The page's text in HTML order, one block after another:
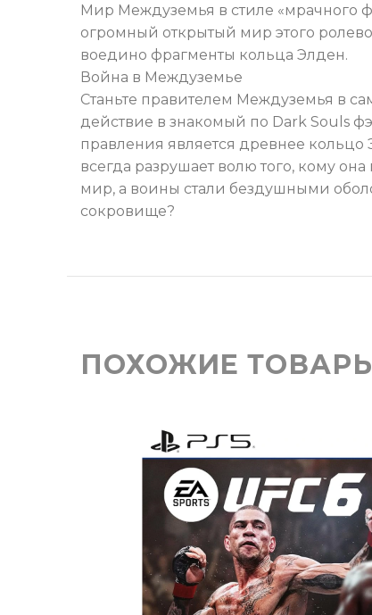
Мир Междуземья в стиле «мрачного
огромный открытый мир этого
воедино фрагменты кольца Элден.
Война в Междуземье
Станьте правителем Междуземья в
действие в знакомый по Dark Souls
правления является древнее
всегда разрушает волю того, кому
мир, а воины стали бездушными
сокровище?
ПОХОЖИЕ